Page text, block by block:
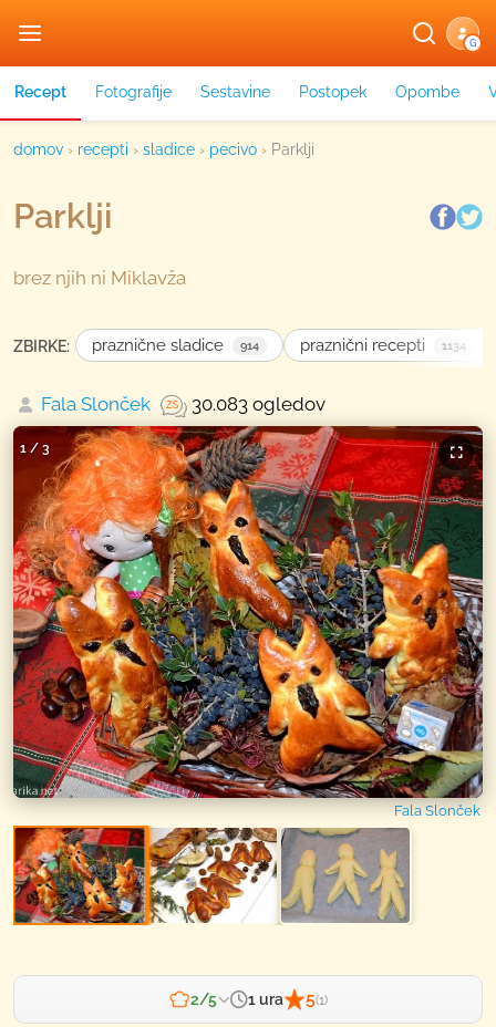
G
Recept Fotografije Sestavine Postopek Opombe
domov › recepti › sladice › pecivo › Parklji
Parklji
brez njih ni Miklavža
ZBIRKE: praznične sladice 914 praznični recepti 1134
Fala Slonček 30.083 ogledov
1 / 3
Fala Slonček
2/5 1 ura 5(1)